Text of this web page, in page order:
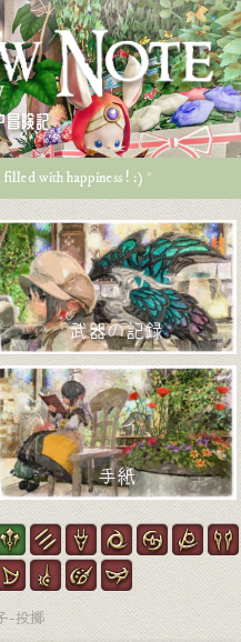
冒険記
with happiness ! :) *
武器の記録
手紙
-投擲